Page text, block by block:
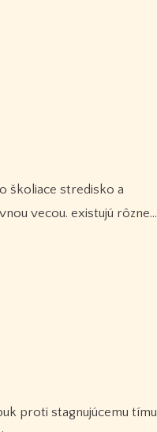
vecou. existujú rôzne…